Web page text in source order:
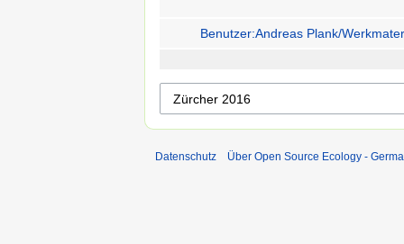
Benutzer:Andreas Plank/
Datenschutz Über Open Source Ecology -